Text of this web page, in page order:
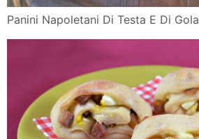
Panini Napoletani Di Testa E Di Gola